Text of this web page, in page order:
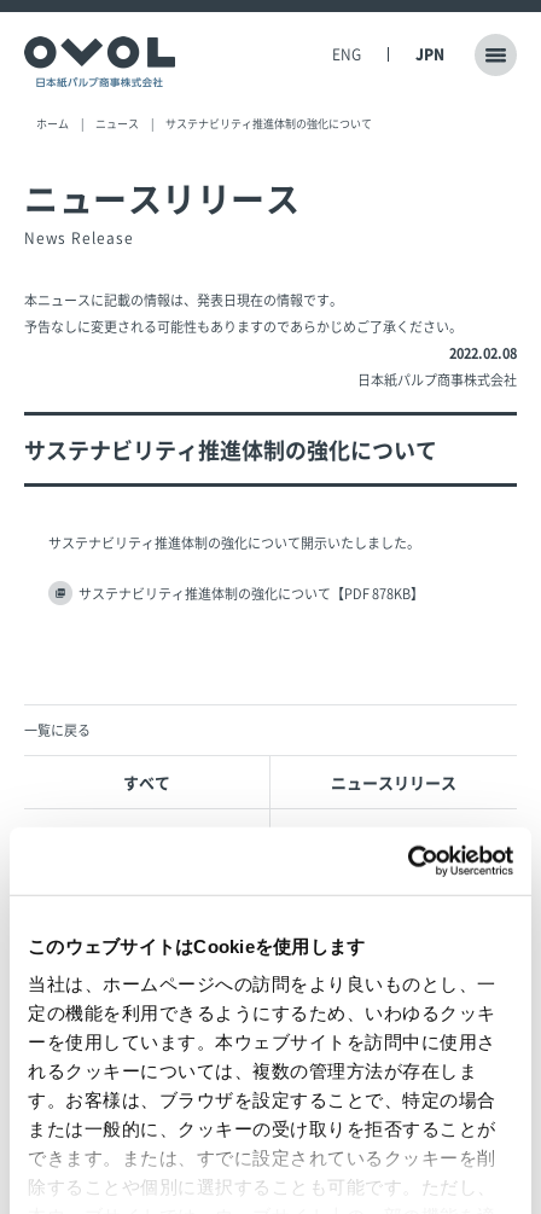
このウェブサイトはCookieを使用します
当社は、ホームページへの訪問をより良いものとし、一
定の機能を利用できるようにするため、いわゆるクッキ
ーを使用しています。本ウェブサイトを訪問中に使用さ
れるクッキーについては、複数の管理方法が存在しま
す。お客様は、ブラウザを設定することで、特定の場合
または一般的に、クッキーの受け取りを拒否することが
できます。または、すでに設定されているクッキーを削
除することや個別に選択することも可能です。ただし、
ENG JPN
ホーム ニュース サステナビリティ推進体制の強化について
ニュースリリース
News Release
本ニュースに記載の情報は、発表日現在の情報です。
予告なしに変更される可能性もありますのであらかじめご了承ください。
2022.02.08
日本紙パルプ商事株式会社
サステナビリティ推進体制の強化について
サステナビリティ推進体制の強化について開示いたしました。
サステナビリティ推進体制の強化について【PDF 878KB】
一覧に戻る
すべて ニュースリリース
OVOL LOOP
グループ紹介映像【日本語版】
2026.07.17
事業紹介
動画
使用済み化粧品容器をネームプ
レートへリサイクル